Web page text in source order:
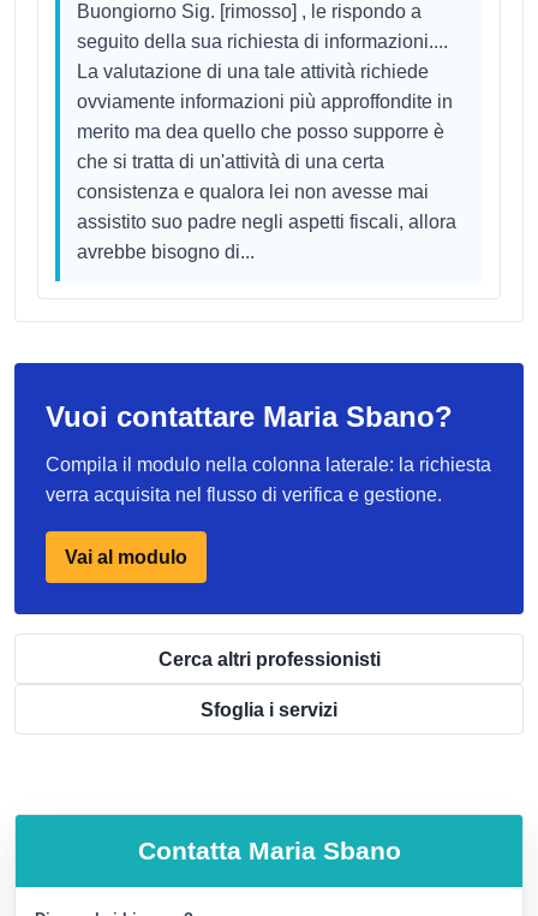
Buongiorno Sig. [rimosso] , le rispondo a
seguito della sua richiesta di informazioni....
La valutazione di una tale attività richiede
ovviamente informazioni più approffondite in
merito ma dea quello che posso supporre è
che si tratta di un'attività di una certa
consistenza e qualora lei non avesse mai
assistito suo padre negli aspetti fiscali, allora
avrebbe bisogno di...
Vuoi contattare Maria Sbano?
Compila il modulo nella colonna laterale: la richiesta
verra acquisita nel flusso di verifica e gestione.
Vai al modulo
Cerca altri professionisti
Sfoglia i servizi
Contatta Maria Sbano